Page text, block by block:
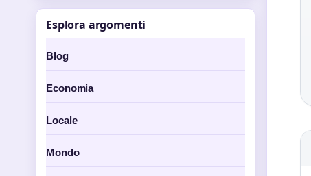
Esplora argomenti
Blog
Economia
Locale
Mondo